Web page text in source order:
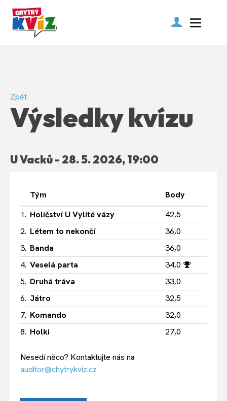
Zpět
Výsledky kvízu
U Vacků - 28. 5. 2026, 19:00
Tým
Body
1. Holičství U Vylité vázy
42,5
2. Létem to nekončí
36,0
3. Banda
36,0
4. Veselá parta
34,0
5. Druhá tráva
33,0
6. Játro
32,5
7. Komando
32,0
8. Holki 27,0
Nesedí něco? Kontaktujte nás na
auditor@chytrykviz.cz